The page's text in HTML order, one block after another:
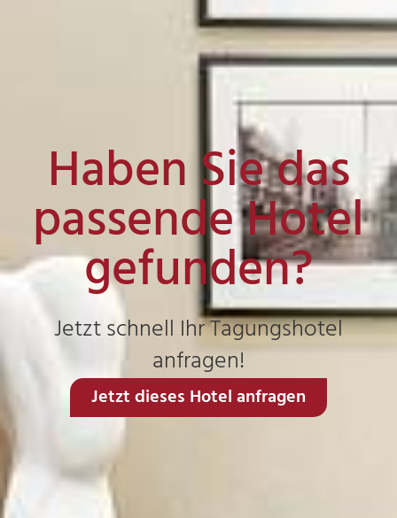
Haben Sie das
passende Hotel
gefunden?
Jetzt schnell Ihr Tagungshotel
anfragen!
Jetzt dieses Hotel anfragen